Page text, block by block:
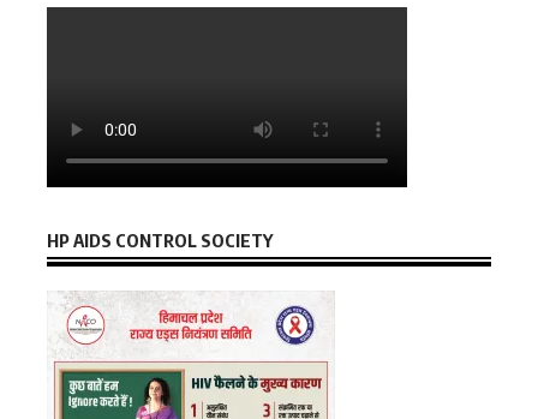
HP AIDS CONTROL SOCIETY